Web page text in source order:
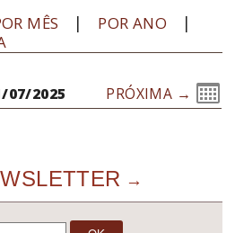
MÊS
POR ANO
07/2025 PRÓXIMA →